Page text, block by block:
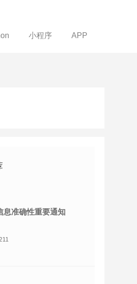
小程序 APP
息准确性重要通知